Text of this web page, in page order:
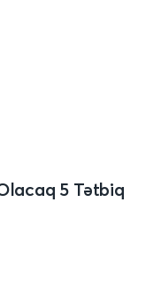
5 Tətbiq